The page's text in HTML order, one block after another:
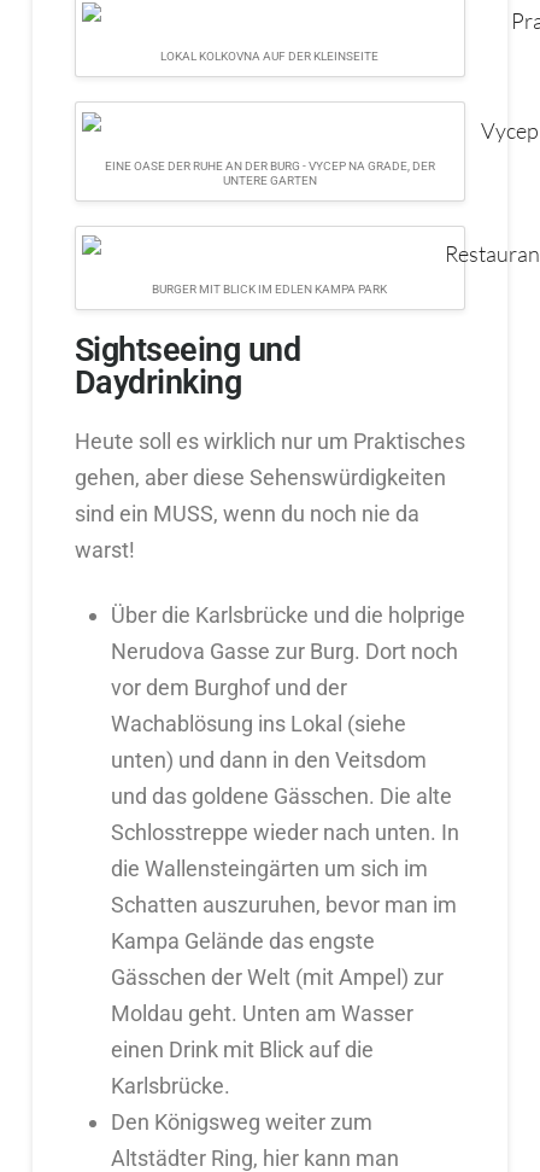
LOKAL KOLKOVNA AUF DER KLEINSEITE
EINE OASE DER RUHE AN DER BURG - VYCEP NA GRADE, DER
UNTERE GARTEN
BURGER MIT BLICK IM EDLEN KAMPA PARK
Sightseeing und
Daydrinking
Heute soll es wirklich nur um Praktisches
gehen, aber diese Sehenswürdigkeiten
sind ein MUSS, wenn du noch nie da
warst!
Über die Karlsbrücke und die holprige
Nerudova Gasse zur Burg. Dort noch
vor dem Burghof und der
Wachablösung ins Lokal (siehe
unten) und dann in den Veitsdom
und das goldene Gässchen. Die alte
Schlosstreppe wieder nach unten. In
die Wallensteingärten um sich im
Schatten auszuruhen, bevor man im
Kampa Gelände das engste
Gässchen der Welt (mit Ampel) zur
Moldau geht. Unten am Wasser
einen Drink mit Blick auf die
Karlsbrücke.
Den Königsweg weiter zum
Altstädter Ring, hier kann man